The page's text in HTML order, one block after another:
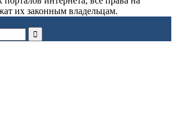
их законным владельцам.